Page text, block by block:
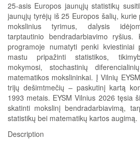
25-asis Europos jaunųjų statistikų
jaunųjų tyrėjų iš 25 Europos šalių,
mokslinius tyrimus, dalysis
tarptautinio bendradarbiavimo ryšius.
programoje numatyti penki kviestiniai
mastu pripažinti statistikos,
mokymosi, stochastinių
matematikos mokslininkai. Į Vilnių
trijų dešimtmečių – paskutinį kartą
1993 metais. EYSM Vilnius 2026 tęsia
skatinti mokslinį bendradarbiavimą,
statistikų bei matematikų kartos augimą.
Description